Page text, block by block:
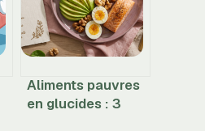
Aliments pauvres
en glucides : 3